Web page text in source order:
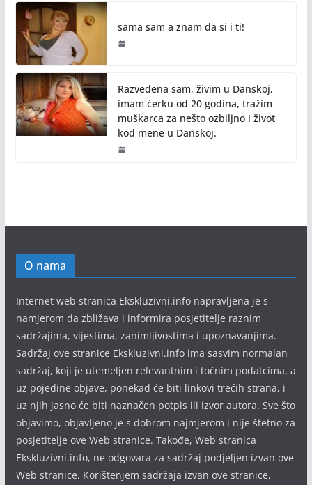
sama sam a znam da si i ti!
Razvedena sam, živim u Danskoj,
imam ćerku od 20 godina, tražim
muškarca za nešto ozbiljno i život
kod mene u Danskoj.
O nama
Internet web stranica Ekskluzivni.info napravljena je s
namjerom da zbližava i informira posjetitelje raznim
sadržajima, vijestima, zanimljivostima i upoznavanjima.
Sadržaj ove stranice Ekskluzivni.info ima sasvim normalan
sadržaj, koji je utemeljen relevantnim i točnim podatcima, a
uz pojedine objave, ponekad će biti linkovi trećih strana, i
uz njih jasno će biti naznačen potpis ili izvor autora. Sve što
objavimo, objavljeno je s dobrom najmjerom i nije štetno za
posjetitelje ove Web stranice. Takođe, Web stranica
Ekskluzivni.info, ne odgovara za sadržaj podjeljen izvan ove
Web stranice. Korištenjem sadržaja izvan ove stranice,